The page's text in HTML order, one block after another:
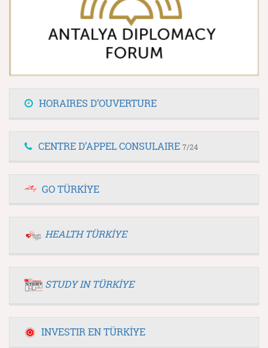
HORAIRES D’OUVERTURE
CENTRE D’APPEL CONSULAIRE 7/24
GO TÜRKİYE
HEALTH TÜRKİYE
STUDY IN TÜRKİYE
INVESTIR EN TÜRKİYE